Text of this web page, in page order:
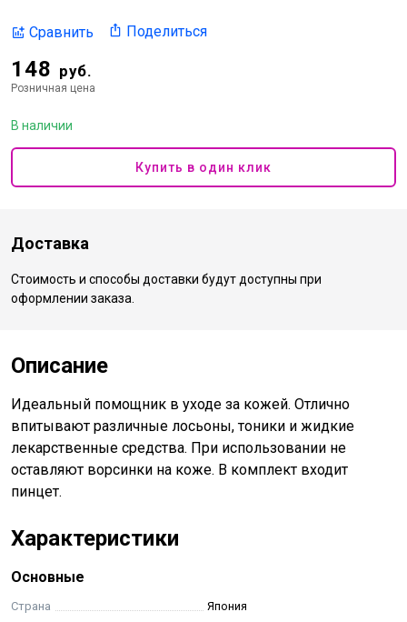
Сравнить Поделиться
148 руб.
Розничная цена
В наличии
Купить в один клик
Доставка
Стоимость и способы доставки будут доступны при
оформлении заказа.
Описание
Идеальный помощник в уходе за кожей. Отлично
впитывают различные лосьоны, тоники и жидкие
лекарственные средства. При использовании не
оставляют ворсинки на коже. В комплект входит
пинцет.
Характеристики
Основные
Страна Япония